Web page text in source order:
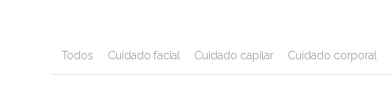
Todos Cuidado facial Cuidado capilar Cuidado corporal